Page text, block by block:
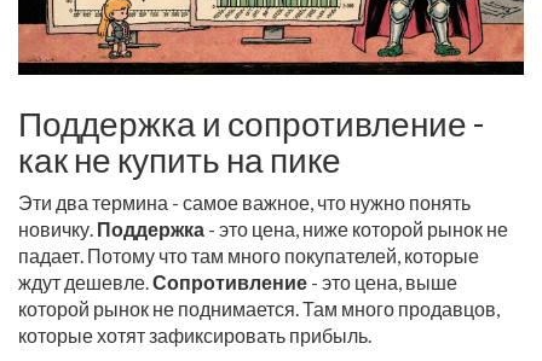
Поддержка и сопротивление -
как не купить на пике
Эти два термина - самое важное, что нужно понять
новичку. Поддержка - это цена, ниже которой рынок не
падает. Потому что там много покупателей, которые
ждут дешевле. Сопротивление - это цена, выше
которой рынок не поднимается. Там много продавцов,
которые хотят зафиксировать прибыль.